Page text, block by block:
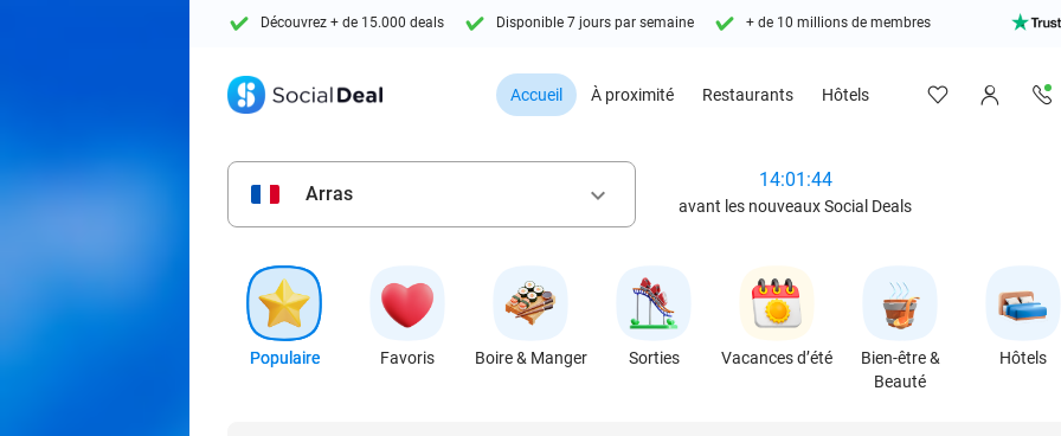
Découvrez + de 15.000 deals Disponible 7 jours par semaine + de 10 millions de membres
Accueil À proximité Restaurants Hôtels
Arras keyboard_arrow_down
14:01:42
avant les nouveaux Social Deals
Populaire Favoris Boire & Manger Sorties Vacances d’été
Bien-être &
Beauté
Hôtels